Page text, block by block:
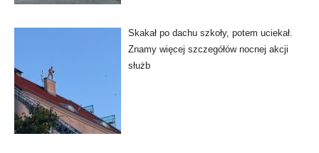
Skakał po dachu szkoły, potem uciekał.
Znamy więcej szczegółów nocnej akcji
służb